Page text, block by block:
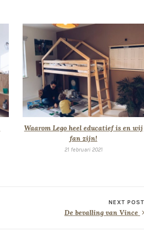
Waarom Lego heel educatief is en wij
fan zijn!
21 februari 2021
NEXT POST
De bevalling van Vince